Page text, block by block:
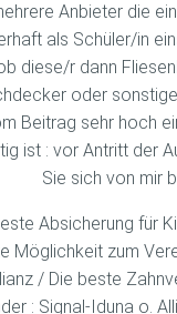
der Betrüger –
Anbieter die
als Schüler/in
diese/r dann
oder
Beitrag sehr hoch
ist : vor Antritt der
Sie sich von mir
Absicherung für
Möglichkeit zum
/ Die beste
: Signal-Iduna o.